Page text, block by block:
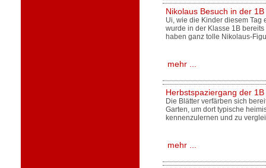
Nikolaus Besuch in der 1B
Ui, wie die Kinder diesem Tag
wurde in der Klasse 1B
haben ganz tolle Nikolaus-
mehr ...
Herbstspaziergang der 1B
Die Blätter verfärben sich
Garten, um dort typische
kennenzulernen und zu
mehr ...